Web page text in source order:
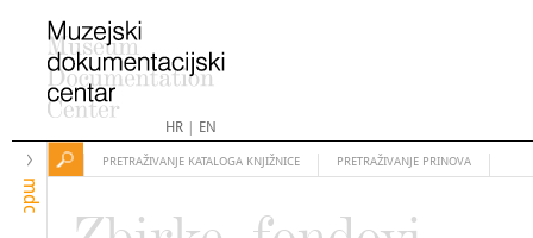
HR| EN
mdc
PRETRAŽIVANJE KATALOGA KNJIŽNICE PRETRAŽIVANJE PRINOVA
Zbirke, fondovi